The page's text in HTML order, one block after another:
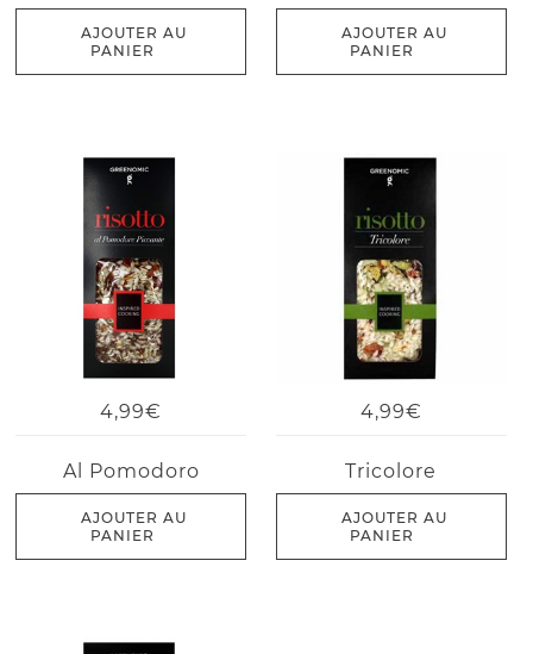
AJOUTER AU
PANIER
AJOUTER AU
PANIER
4,99€
Al Pomodoro
AJOUTER AU
PANIER
4,99€
Tricolore
AJOUTER AU
PANIER